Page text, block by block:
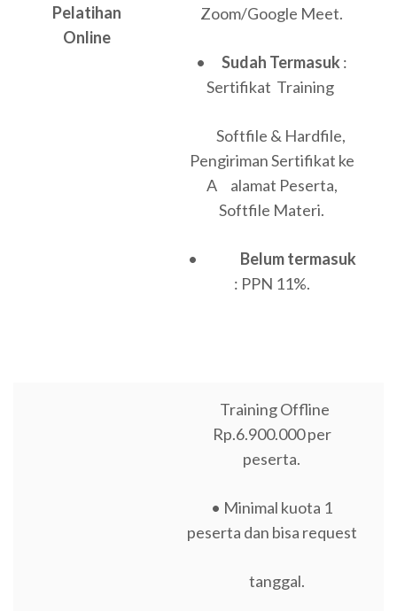
Pelatihan
Online
Zoom/Google Meet.
• Sudah Termasuk :
Sertifikat Training
Softfile & Hardfile,
Pengiriman Sertifikat ke
A alamat Peserta,
Softfile Materi.
• Belum termasuk
: PPN 11%.
Training Offline
Rp.6.900.000 per
peserta.
• Minimal kuota 1
peserta dan bisa request
tanggal.